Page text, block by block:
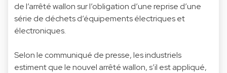
de l’arrêté wallon sur l’obligation d’une reprise d’une
série de déchets d’équipements électriques et
électroniques.
Selon le communiqué de presse, les industriels
estiment que le nouvel arrêté wallon, s’il est appliqué,